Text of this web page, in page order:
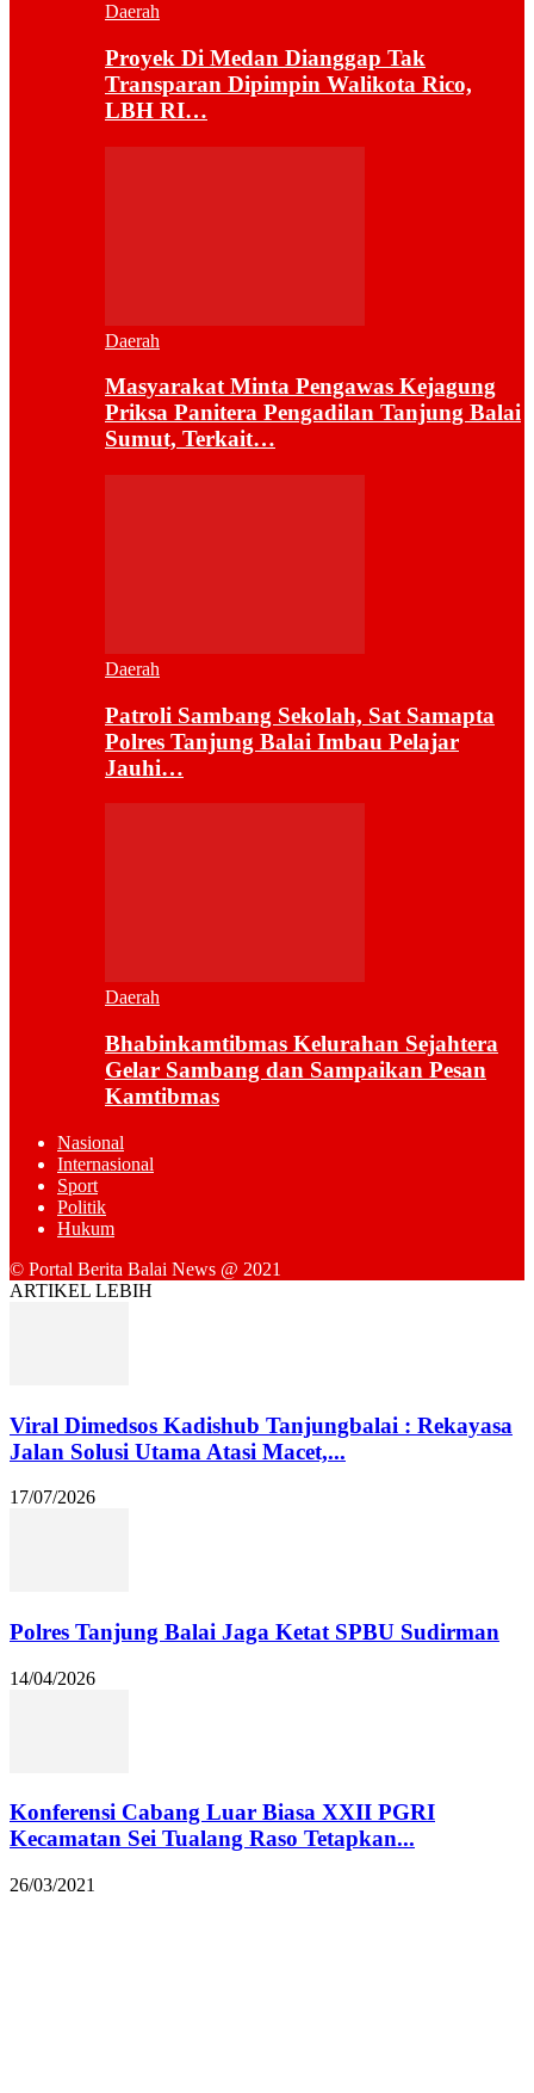
Daerah
Proyek Di Medan Dianggap Tak
Transparan Dipimpin Walikota Rico,
LBH RI…
Daerah
Masyarakat Minta Pengawas Kejagung
Priksa Panitera Pengadilan Tanjung Balai
Sumut, Terkait…
Daerah
Patroli Sambang Sekolah, Sat Samapta
Polres Tanjung Balai Imbau Pelajar
Jauhi…
Daerah
Bhabinkamtibmas Kelurahan Sejahtera
Gelar Sambang dan Sampaikan Pesan
Kamtibmas
Nasional
Internasional
Sport
Politik
Hukum
© Portal Berita Balai News @ 2021
ARTIKEL LEBIH
Viral Dimedsos Kadishub Tanjungbalai : Rekayasa
Jalan Solusi Utama Atasi Macet,...
17/07/2026
Polres Tanjung Balai Jaga Ketat SPBU Sudirman
14/04/2026
Konferensi Cabang Luar Biasa XXII PGRI
Kecamatan Sei Tualang Raso Tetapkan...
26/03/2021